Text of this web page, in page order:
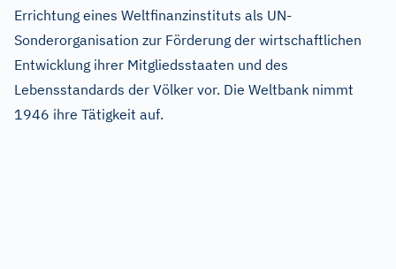
Errichtung eines Weltfinanzinstituts als UN-
Sonderorganisation zur Förderung der wirtschaftlichen
Entwicklung ihrer Mitgliedsstaaten und des
Lebensstandards der Völker vor. Die Weltbank nimmt
1946 ihre Tätigkeit auf.